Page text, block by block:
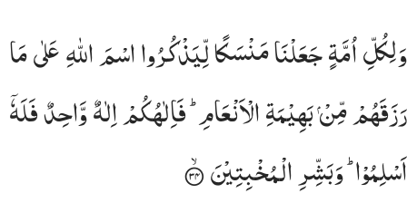
ولكل امة جعلنا منسكا ليذكروا اسم الله على ما رزقهم من بهيمة الانعام فالاهكم الاه واحد فله اسلموا وبشر المخبتين
وَلِكُلِّ أُمَّةٍۢ جَعَلْنَا مَنسَكًۭا لِّيَذْكُرُوا۟ ٱسْمَ ٱللَّهِ عَلَىٰ مَا رَزَقَهُم مِّنۢ بَهِيمَةِ ٱلْأَنْعَـٰمِ
وَلِكُلِّاُمَّةٍجَعَلْنَامَنْسَكًالِّیَذْكُرُوااسْمَاللّٰهِعَلٰیمَا
رَزَقَهُمْمِّنْبَهِیْمَةِالْاَنْعَامِ ؕ فَاِلٰهُكُمْاِلٰهٌوَّاحِدٌفَلَهٗۤ
اَسْلِمُوْا ؕ وَبَشِّرِالْمُخْبِتِیْنَ